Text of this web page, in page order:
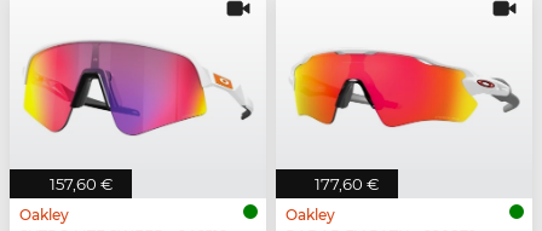
157,60 €
Oakley
177,60 €
Oakley